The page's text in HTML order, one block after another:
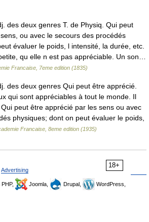
des deux genres T. de Physiq. Qui peut
ou avec le secours des procédés
évaluer le poids, l intensité, la durée, etc.
qu elle n est pas appréciable. Un son…
Francaise, 7eme edition (1835)
des deux genres Qui peut être apprécié.
qui sont appréciables à tout le monde. Il
peut être apprécié par les sens ou avec
physiques; dont on peut évaluer le poids,
Francaise, 8eme edition (1935)
18+
Advertising
PHP, Joomla, Drupal,
WordPress,